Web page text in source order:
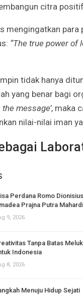
citra
mengingatkan
“The true power of
tidak hanya
yang benar bagi
message’, maka
nilai-nilai iman
Perdana Romo Dionisius
Prajna Putra
9, 2026
Tanpa Batas
Indonesia
8, 2026
Menuju Hidup Sejati